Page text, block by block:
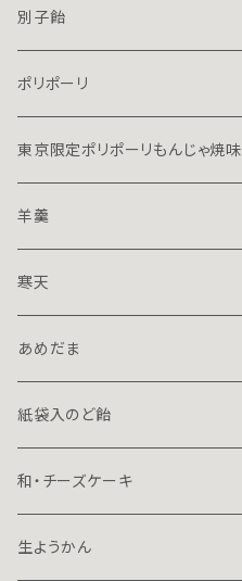
別子飴
ポリポーリ
東京限定ポリポーリもんじゃ焼味
羊羹
１５０ｇハーフ
７０ｇミニ
プレミアム
寒天
１５０ｇハーフ
７０ｇミニ
あめだま
１３０ｇ立袋
７０ｇ容器入
70ｇ箱入
紙袋入のど飴
和・チーズケーキ
生ようかん